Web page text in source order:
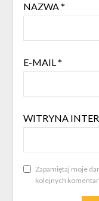
NAZWA*
E-MAIL*
WITRYNA
Zapamiętaj moje
kolejnych